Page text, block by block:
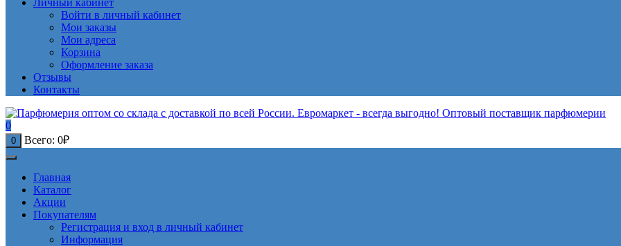
Личный кабинет
Войти в личный кабинет
Мои заказы
Мои адреса
Корзина
Оформление заказа
Отзывы
Контакты
0
0 Всего: 0₽
Главная
Каталог
Акции
Покупателям
Регистрация и вход в личный кабинет
Информация